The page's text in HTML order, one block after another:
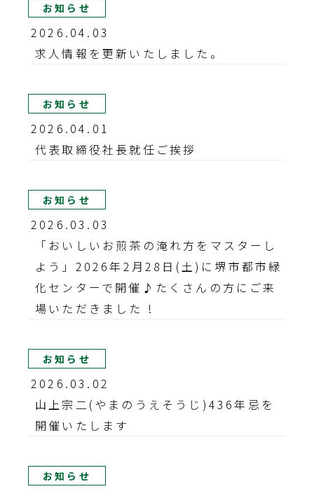
お知らせ
2026.04.03
求人情報を更新いたしました。
お知らせ
2026.04.01
代表取締役社長就任ご挨拶
お知らせ
2026.03.03
「おいしいお煎茶の淹れ方をマスターし
よう」2026年2月28日(土)に堺市都市緑
化センターで開催♪たくさんの方にご来
場いただきました !
お知らせ
2026.03.02
山上宗二(やまのうえそうじ)436年忌を
開催いたします
お知らせ